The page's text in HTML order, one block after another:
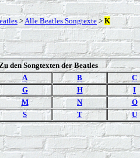
>Alle Beatles Songtexte > K
den Songtexten der Beatles
A
B
C
G
H
I
M
N
O
S
T U